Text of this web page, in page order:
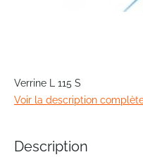
to
the
beginning
images
Verrine L 115 S
Voir la description
Description